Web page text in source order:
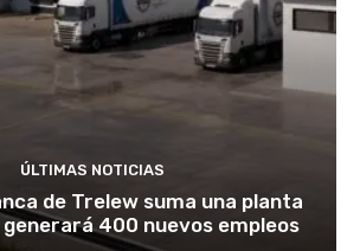
ÚLTIMAS NOTICIAS
de Trelew suma una planta
400 nuevos empleos